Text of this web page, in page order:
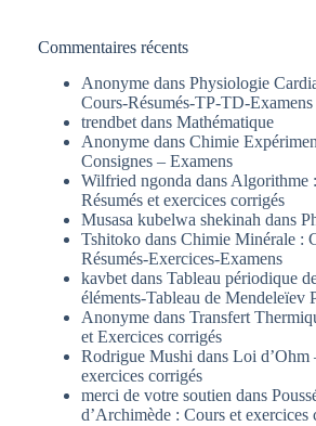
Commentaires récents
Anonyme dans Physiologie
Cours-Résumés-TP-TD-Examens
trendbet dans Mathématique
Anonyme dans Chimie
Consignes – Examens
Wilfried ngonda dans Algorithme
Résumés et exercices corrigés
Musasa kubelwa shekinah dans
Tshitoko dans Chimie Minérale :
Résumés-Exercices-Examens
kavbet dans Tableau périodique
éléments-Tableau de Mendeleïev
Anonyme dans Transfert
et Exercices corrigés
Rodrigue Mushi dans Loi d’Ohm
exercices corrigés
merci de votre soutien dans
d’Archimède : Cours et exercices